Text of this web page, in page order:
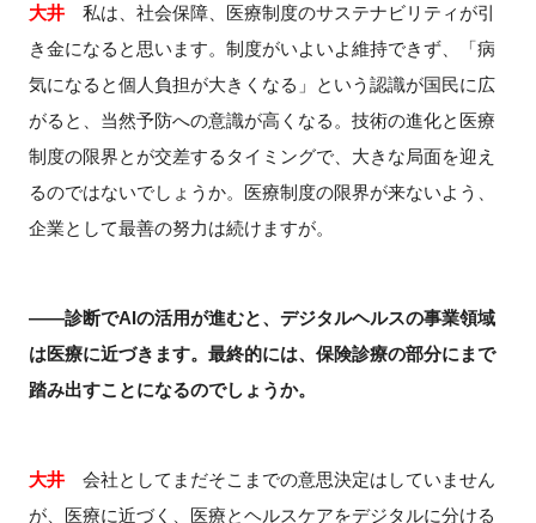
大井私は、社会保障、医療制度のサステナビリティが引
き金になると思います。制度がいよいよ維持できず、「病
気になると個人負担が大きくなる」という認識が国民に広
がると、当然予防への意識が高くなる。技術の進化と医療
制度の限界とが交差するタイミングで、大きな局面を迎え
るのではないでしょうか。医療制度の限界が来ないよう、
企業として最善の努力は続けますが。
――診断でAIの活用が進むと、デジタルヘルスの事業領域
は医療に近づきます。最終的には、保険診療の部分にまで
踏み出すことになるのでしょうか。
大井会社としてまだそこまでの意思決定はしていません
が、医療に近づく、医療とヘルスケアをデジタルに分ける